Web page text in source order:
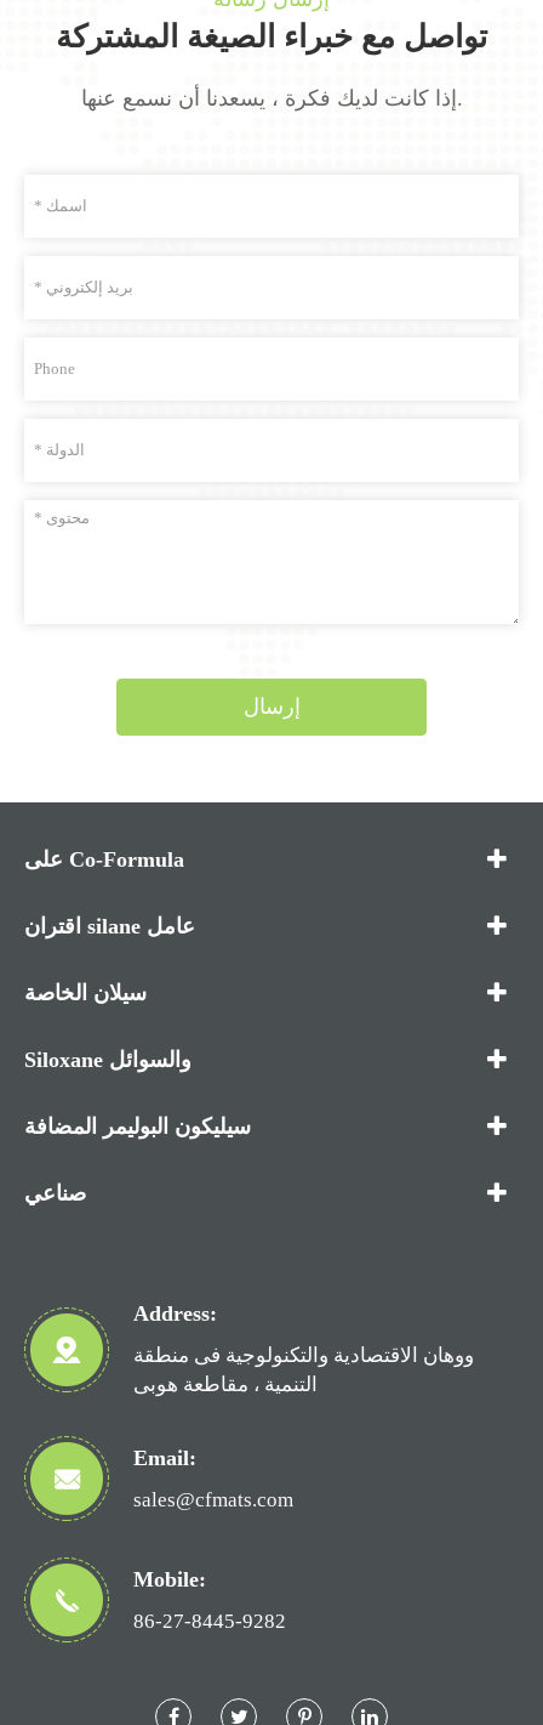
تواصل مع خبراء الصيغة المشتركة
إذا كانت لديك فكرة ، يسعدنا أن نسمع عنها.
إرسال
على Co-Formula
اقتران silane عامل
سيلان الخاصة
Siloxane والسوائل
سيليكون البوليمر المضافة
صناعي
Address:
ووهان الاقتصادية والتكنولوجية فى منطقة
التنمية ، مقاطعة هوبى
Email:
sales@cfmats.com
Mobile:
86-27-8445-9282